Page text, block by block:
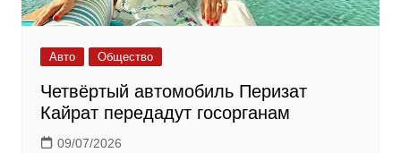
Авто Общество
Четвёртый автомобиль Перизат
Кайрат передадут госорганам
09/07/2026